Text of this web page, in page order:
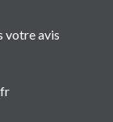
votre avis